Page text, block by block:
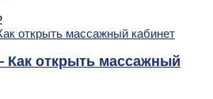
Как открыть массажный